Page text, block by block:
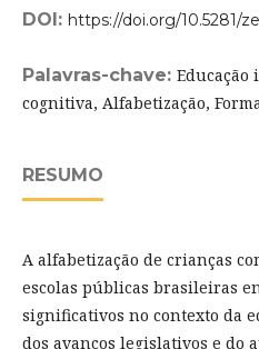
DOI: https://doi.org/10.5281/
Palavras-chave: Educação
cognitiva, Alfabetização,
RESUMO
A alfabetização de crianças
escolas públicas brasileiras
significativos no contexto da
dos avanços legislativos e do